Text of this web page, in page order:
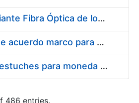
Conexión mediante Fibra Óptica de los Centros de Proceso de Datos (CPDs) de las sedes de la FNMT-RCM de Burgos y Madrid
Contratación de acuerdo marco para el Suministro de Material de Electricidad para la Fábrica Nacional de Moneda y Timbre-Real Casa de la Moneda en su centro de trabajo de Burgos
Suministro de estuches para moneda de 30 €
486 entries.